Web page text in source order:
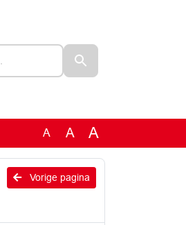
A A A
Vorige pagina